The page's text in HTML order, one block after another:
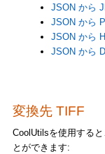
JSON から
JSON から
JSON から
JSON から
変換先 TIFF
CoolUtilsを使用する
とができます: